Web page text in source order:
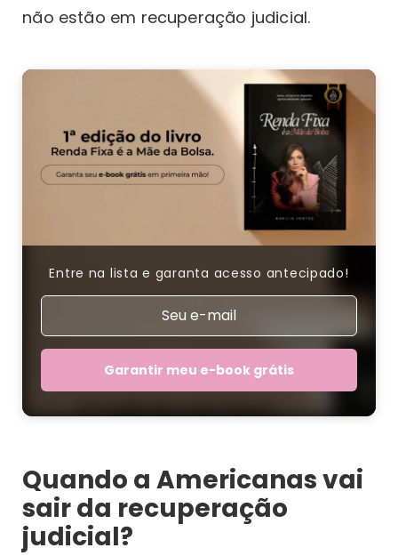
não estão em recuperação judicial.
Entre na lista e garanta acesso antecipado!
Garantir meu e-book grátis
Quando a Americanas vai
sair da recuperação
judicial?